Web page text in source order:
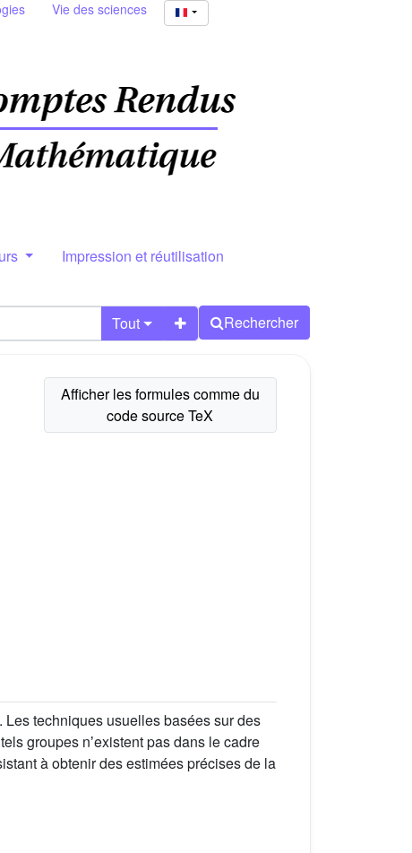
Vie des sciences
Impression et réutilisation
Tout Rechercher
Les techniques usuelles basées sur des
groupes nʼexistent pas dans le cadre
à obtenir des estimées précises de la